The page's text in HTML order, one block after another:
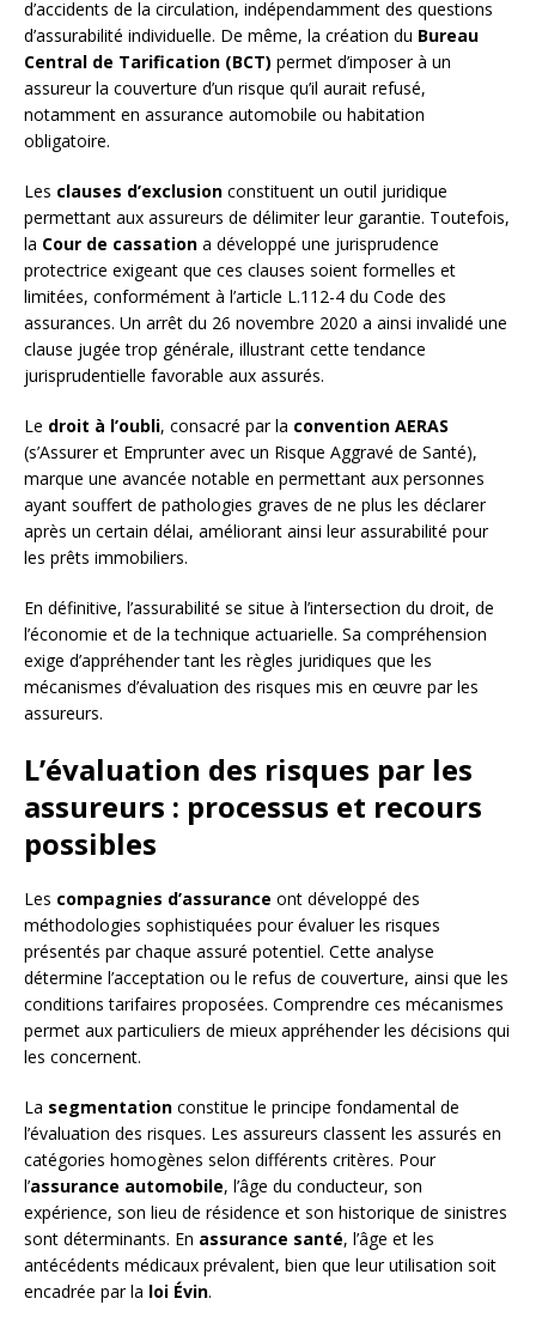
d’accidents de la circulation, indépendamment des questions
d’assurabilité individuelle. De même, la création du Bureau
Central de Tarification (BCT) permet d’imposer à un
assureur la couverture d’un risque qu’il aurait refusé,
notamment en assurance automobile ou habitation
obligatoire.
Les clauses d’exclusion constituent un outil juridique
permettant aux assureurs de délimiter leur garantie. Toutefois,
la Cour de cassation a développé une jurisprudence
protectrice exigeant que ces clauses soient formelles et
limitées, conformément à l’article L.112-4 du Code des
assurances. Un arrêt du 26 novembre 2020 a ainsi invalidé une
clause jugée trop générale, illustrant cette tendance
jurisprudentielle favorable aux assurés.
Le droit à l’oubli, consacré par la convention AERAS
(s’Assurer et Emprunter avec un Risque Aggravé de Santé),
marque une avancée notable en permettant aux personnes
ayant souffert de pathologies graves de ne plus les déclarer
après un certain délai, améliorant ainsi leur assurabilité pour
les prêts immobiliers.
En définitive, l’assurabilité se situe à l’intersection du droit, de
l’économie et de la technique actuarielle. Sa compréhension
exige d’appréhender tant les règles juridiques que les
mécanismes d’évaluation des risques mis en œuvre par les
assureurs.
L’évaluation des risques par les
assureurs : processus et recours
possibles
Les compagnies d’assurance ont développé des
méthodologies sophistiquées pour évaluer les risques
présentés par chaque assuré potentiel. Cette analyse
détermine l’acceptation ou le refus de couverture, ainsi que les
conditions tarifaires proposées. Comprendre ces mécanismes
permet aux particuliers de mieux appréhender les décisions qui
les concernent.
La segmentation constitue le principe fondamental de
l’évaluation des risques. Les assureurs classent les assurés en
catégories homogènes selon différents critères. Pour
l’assurance automobile, l’âge du conducteur, son
expérience, son lieu de résidence et son historique de sinistres
sont déterminants. En assurance santé, l’âge et les
antécédents médicaux prévalent, bien que leur utilisation soit
encadrée par la loi Évin.